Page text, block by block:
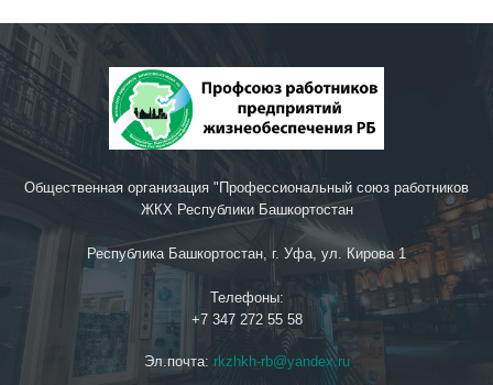
Общественная организация "Профессиональный союз работников
ЖКХ Республики Башкортостан
Республика Башкортостан, г. Уфа, ул. Кирова 1
Телефоны:
+7 347 272 55 58
Эл.почта: rkzhkh-rb@yandex.ru